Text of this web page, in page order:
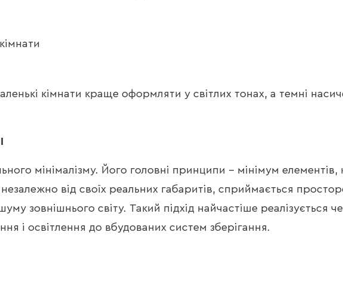
кімнати краще оформляти у світлих тонах, а темні
мінімалізму. Його головні принципи – мінімум
від своїх реальних габаритів, сприймається
зовнішнього світу. Такий підхід найчастіше реалізується
і освітлення до вбудованих систем зберігання.